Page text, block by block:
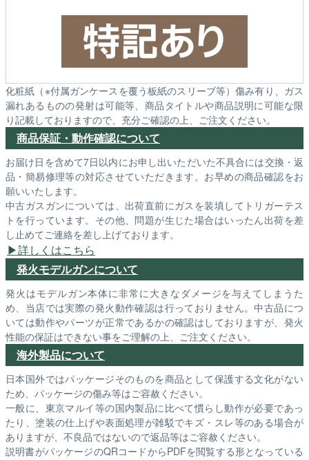
化粧紙（※付属ガンケースを覆う板紙のスリーブ等）傷み有り、ガス
漏れあるものの発射は可能等、商品タイトルや商品説明に可能な限
り記載しておりますので、充分ご確認の上、ご注文ください。
商品保証・動作確認について
お届け日を含めて7日以内にお申し出いただいた不具合には交換・返
品・簡易修理等の対応させていただきます。お早めの商品確認をお
願いいたします。
中古ガスガンについては、出荷直前にガスを装填してトリガーテス
トを行っています。その他、問題が生じた場合はいったん出荷を差
し止めてご連絡を差し上げております。
詳しくはこちら
発火モデルガンについて
発火はモデルガン本体に非常に大きなダメージを与えてしまうた
め、当店では実際の発火動作確認は行っておりません。中古品につ
いては動作やパーツが正常であるかの確認はしておりますが、発火
性能の保証はできない事をご理解の上、ご注文ください。
海外製品について
日本国外ではパッケージそのものを商品として保護する文化がない
ため、パッケージの傷み等はご容赦ください。
一般に、東京マルイ等の国内製品に比べて慣らし動作が必要であっ
たり、塗装の仕上げや表面処理が雑駁でキズ・スレ等のある場合が
ありますが、不良品ではないので返品等はご容赦ください。
説明書がパッケージのQRコードからPDFを閲覧する形となっている